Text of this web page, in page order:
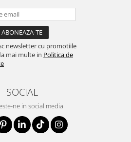
newsletter cu promotiile
mai multe in Politica de
SOCIAL
ne in social media